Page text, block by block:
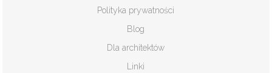
Polityka prywatności
Blog
Dla architektów
Linki